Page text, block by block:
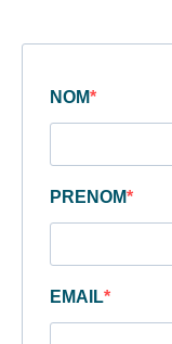
NOM
PRENOM
EMAIL